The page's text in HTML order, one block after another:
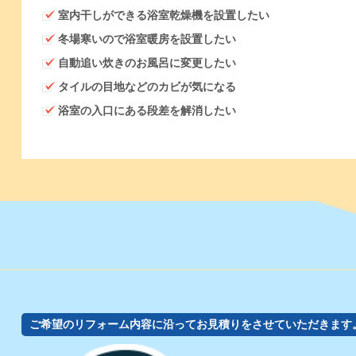
室内干しができる浴室乾燥機を設置したい
冬場寒いので浴室暖房を設置したい
自動追い炊きのお風呂に変更したい
タイルの目地などのカビが気になる
浴室の入口にある段差を解消したい
ご希望のリフォーム内容に沿ってお見積りをさせていただきます